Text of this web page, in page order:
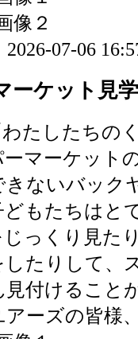
2026-07-06
ーケット見学
たしたちの
マーケット
きないバック
もたちはと
っくり見た
したりして、
見付けること
アーズの皆様